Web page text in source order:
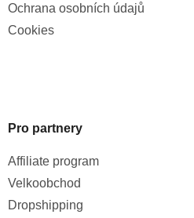
Ochrana osobních údajů
Cookies
Pro partnery
Affiliate program
Velkoobchod
Dropshipping